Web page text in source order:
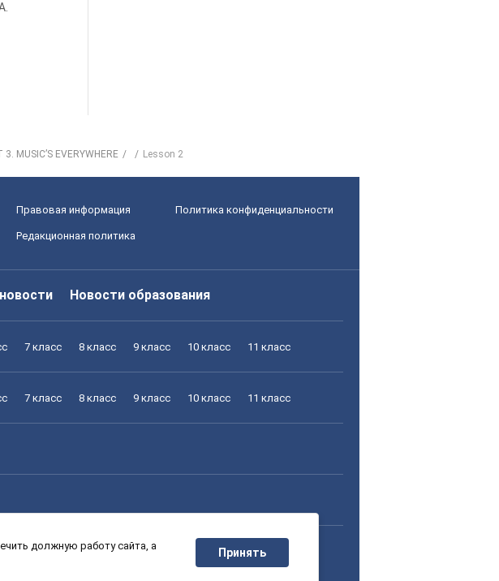
3. MUSIC’S EVERYWHERE Lesson 2
Правовая информация Политика конфиденциальности
Редакционная политика
Новости образования
7 класс 8 класс 9 класс 10 класс 11 класс
7 класс 8 класс 9 класс 10 класс 11 класс
7 класс 8 класс 9 класс 10 класс 11 класс
должную работу сайта, а
Принять